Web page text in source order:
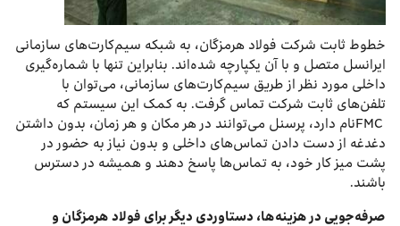
خطوط ثابت شرکت فولاد هرمزگان، به شبکه سیم‌کارت‌های سازمانی
ایرانسل متصل و با آن یکپارچه شده‌اند. بنابراین تنها با شماره‌گیری
داخلی مورد نظر از طریق سیم‌کارت‌های سازمانی، می‌توان با
تلفن‌های ثابت شرکت تماس گرفت. به کمک این سیستم که
FMCنام دارد، پرسنل می‌توانند در هر مکان و هر زمان، بدون داشتن
دغدغه از دست دادن تماس‌های داخلی و بدون نیاز به حضور در
پشت میز کار خود‌، به تماس‌ها پاسخ دهند و همیشه در دسترس
باشند.
صرفه‌جویی در هزینه‌ها، دستاوردی دیگر برای فولاد هرمزگان و